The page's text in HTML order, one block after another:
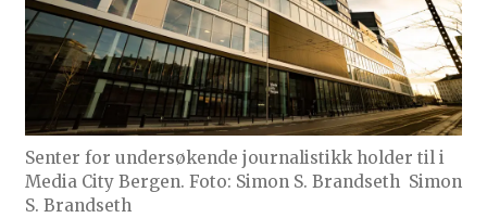
Senter for undersøkende journalistikk holder til i
Media City Bergen. Foto: Simon S. Brandseth Simon
S. Brandseth